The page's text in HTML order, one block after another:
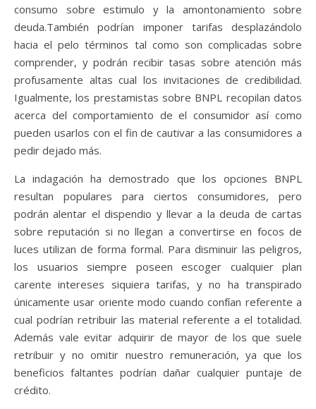
consumo sobre estimulo y la amontonamiento sobre
deuda.También podrían imponer tarifas desplazándolo
hacia el pelo términos tal como son complicadas sobre
comprender, y podrán recibir tasas sobre atención más
profusamente altas cual los invitaciones de credibilidad.
Igualmente, los prestamistas sobre BNPL recopilan datos
acerca del comportamiento de el consumidor así­ como
pueden usarlos con el fin de cautivar a las consumidores a
pedir dejado más.
La indagación ha demostrado que los opciones BNPL
resultan populares para ciertos consumidores, pero
podrán alentar el dispendio y llevar a la deuda de cartas
sobre reputación si no llegan a convertirse en focos de
luces utilizan de forma formal. Para disminuir las peligros,
los usuarios siempre poseen escoger cualquier plan
carente intereses siquiera tarifas, y no ha transpirado
únicamente usar oriente modo cuando confían referente a
cual podrían retribuir las material referente a el totalidad.
Además vale evitar adquirir de mayor de los que suele
retribuir y no omitir nuestro remuneración, ya que los
beneficios faltantes podrían dañar cualquier puntaje de
crédito.